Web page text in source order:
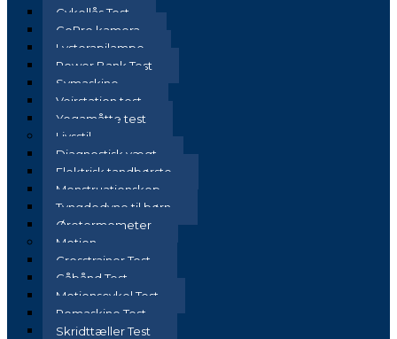
Cykellås Test
GoPro kamera
Lysterapilampe
Power Bank Test
Symaskine
Vejrstation test
Yogamåtte test
Livsstil
Diagnostisk vægt
Elektrisk tandbørste
Menstruationskop
Tyngdedyne til børn
Øretermometer
Motion
Crosstrainer Test
Gåbånd Test
Motionscykel Test
Romaskine Test
Skridttæller Test